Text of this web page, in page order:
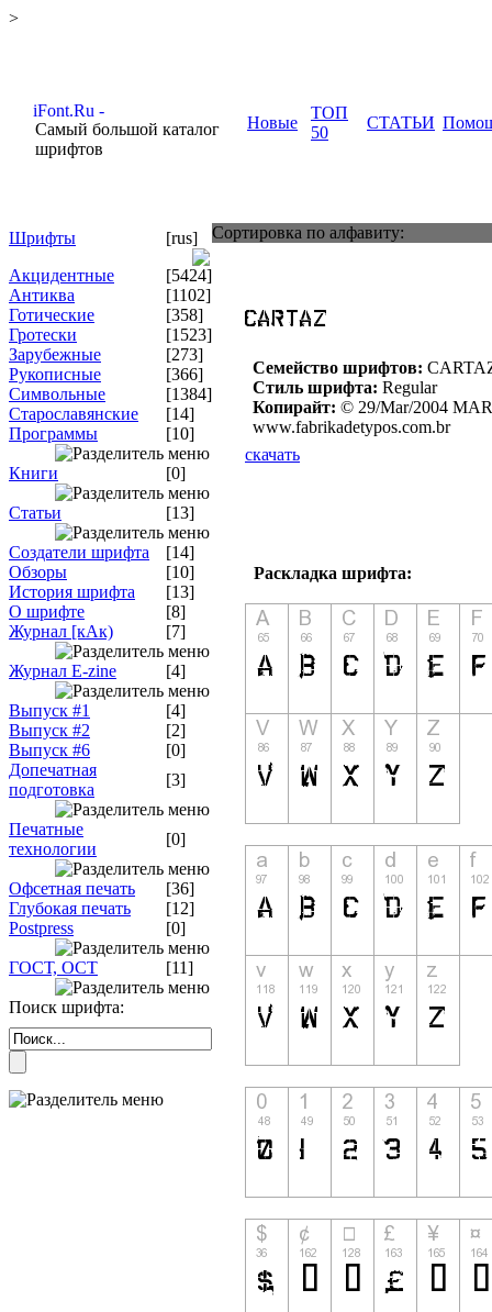
>
Самый большой каталог
шрифтов
Новые
ТОП
50
СТАТЬИ
Шрифты
[rus]
Акцидентные
[5424]
Антиква
[1102]
Готические
[358]
Гротески
[1523]
Зарубежные
[273]
Рукописные
[366]
Символьные
[1384]
Старославянские
[14]
Программы
[10]
Книги [0]
Статьи [13]
Создатели шрифта
[14]
Обзоры
[10]
История шрифта
[13]
О шрифте
[8]
Журнал [кАк)
[7]
Журнал E-zine [4]
Выпуск #1
[4]
Выпуск #2
[2]
Выпуск #6
[0]
Допечатная
подготовка
[3]
Печатные
технологии
[0]
Офсетная печать
[36]
Глубокая печать
[12]
Postpress
[0]
ГОСТ, ОСТ [11]
Поиск шрифта:
Сортировка по алфавиту:
Семейство шрифтов:
Стиль шрифта: Regular
Копирайт: © 29/Mar/2004
www.fabrikadetypos.com.br
скачать
Раскладка шрифта: